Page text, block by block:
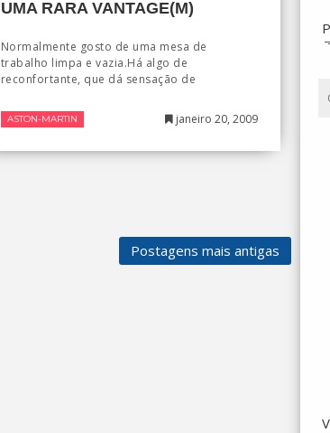
UMA RARA VANTAGE(M)
Normalmente gosto de uma mesa de
trabalho limpa e vazia.Há algo de
reconfortante, que dá sensação de
ASTON-MARTIN janeiro 20, 2009
Postagens mais antigas